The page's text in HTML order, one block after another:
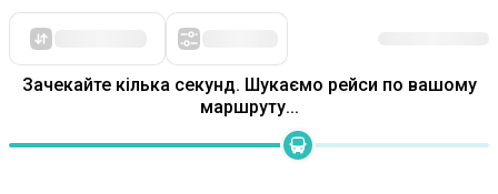
Зачекайте кілька секунд. Шукаємо рейси по вашому
маршруту...